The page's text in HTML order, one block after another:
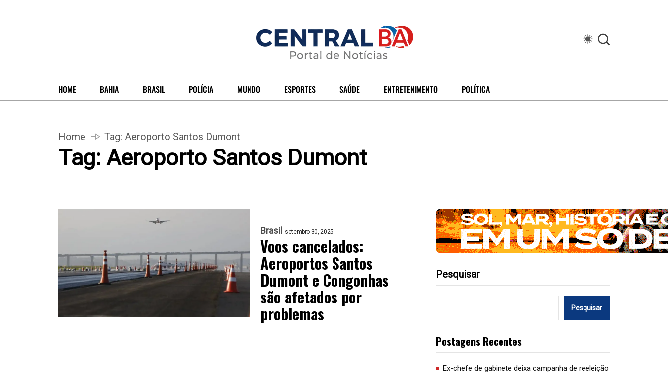
HOME BAHIA BRASIL POLÍCIA MUNDO ESPORTES SAÚDE ENTRETENIMENTO POLÍTICA
Home Tag: Aeroporto Santos Dumont
Tag: Aeroporto Santos Dumont
Brasil setembro 30, 2025
Voos cancelados:
Aeroportos Santos
Dumont e Congonhas
são afetados por
problemas
Pesquisar
Pesquisar
Postagens Recentes
Ex-chefe de gabinete deixa campanha de reeleição